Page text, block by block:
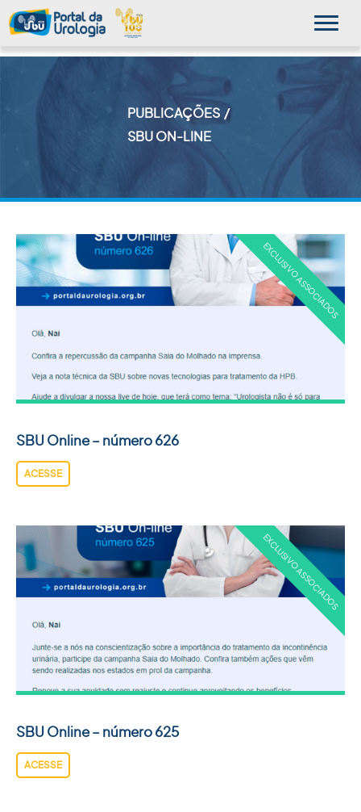
PUBLICAÇÕES
SBU NO CONSULTÓRIO
EDUCAÇÃO CONTINUADA
ACADEMIA SBU
PUBLICAÇÕES
SBU ON-LINE
SBU Online – número 626
ACESSE
SBU Online – número 625
ACESSE